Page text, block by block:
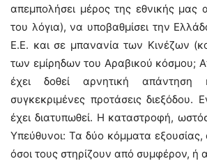
απεμπολήσει μέρος της εθνικής μας
του λόγια), να υποβαθμίσει την
Ε.Ε. και σε μπανανία των Κινέζων
των εμίρηδων του Aραβικού κόσμου;
έχει δοθεί αρνητική απάντηση
συγκεκριμένες προτάσεις διεξόδου.
έχει διατυπωθεί. Η καταστροφή,
Υπεύθυνοι: Τα δύο κόμματα εξουσίας,
όσοι τους στηρίζουν από συμφέρον, ή